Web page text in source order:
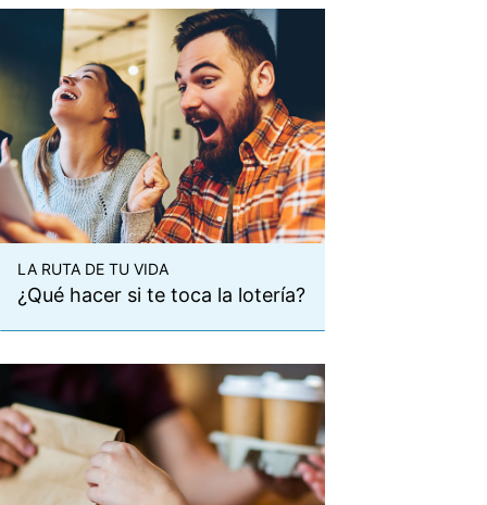
LA RUTA DE TU VIDA
¿Qué hacer si te toca la lotería?